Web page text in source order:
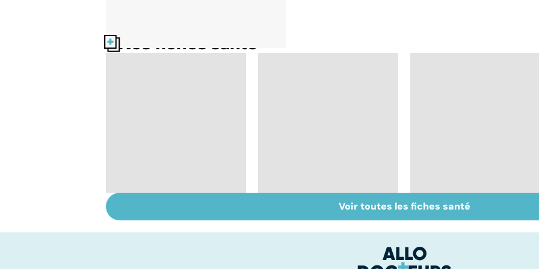
Nos fiches santé
infections
Inflammation des
amygdales : que faire
Suicide : prévenir le
passage à l'acte
Voir toutes les fiches santé